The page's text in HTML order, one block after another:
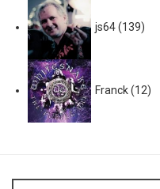
js64(139)
Franck(12)